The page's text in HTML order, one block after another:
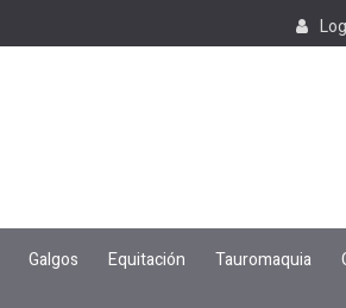
Galgos Equitación Tauromaquia